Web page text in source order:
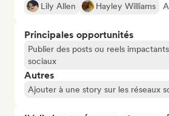
Lily Allen
Hayley Williams
Principales opportunités
Publier des posts ou reels
sociaux
Autres
Ajouter à une story sur les réseaux